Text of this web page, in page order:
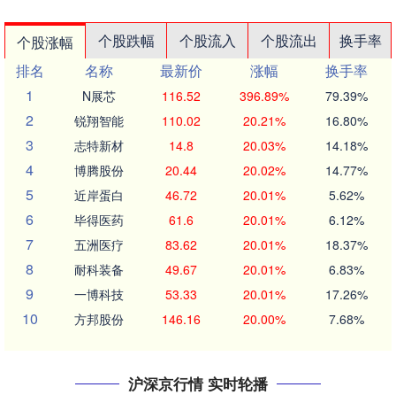
个股涨幅 个股跌幅 个股流入 个股流出
换手率
排名
名称 最新价 涨幅
换手率
1
N展芯 116.52 396.89% 79.39%
2 锐翔智能 110.02 20.21% 16.80%
3 志特新材 14.8 20.03% 14.18%
4 博腾股份 20.44 20.02% 14.77%
5 近岸蛋白 46.72 20.01% 5.62%
6 毕得医药 61.6 20.01% 6.12%
7 五洲医疗 83.62 20.01% 18.37%
8 耐科装备 49.67 20.01% 6.83%
9 一博科技 53.33 20.01% 17.26%
10 方邦股份 146.16 20.00% 7.68%
沪深京行情 实时轮播